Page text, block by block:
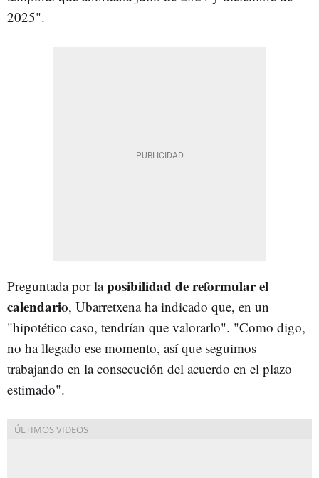
2025".
Preguntada por laposibilidad de reformular el
calendario, Ubarretxena ha indicado que, en un
"hipotético caso, tendrían que valorarlo". "Como digo,
no ha llegado ese momento, así que seguimos
trabajando en la consecución del acuerdo en el plazo
estimado".